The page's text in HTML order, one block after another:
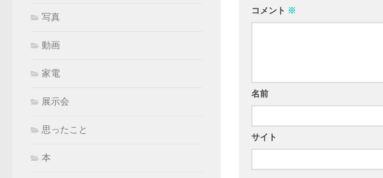
コメント ※
名前
サイト
写真
動画
家電
展示会
思ったこと
本